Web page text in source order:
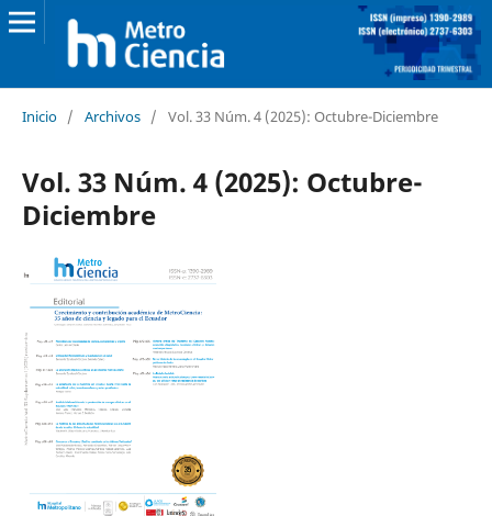
Inicio / Archivos / Vol. 33 Núm. 4 (2025): Octubre-Diciembre
Vol. 33 Núm. 4 (2025): Octubre-
Diciembre